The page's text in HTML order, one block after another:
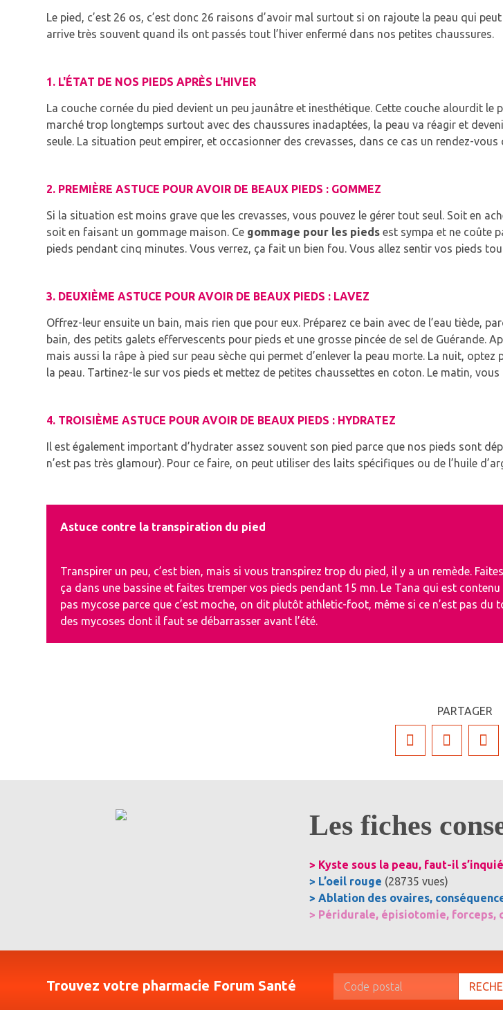
Le pied, c’est 26 os, c’est donc 26 raisons d’avoir mal surtout si on rajoute la peau qui
arrive très souvent quand ils ont passés tout l’hiver enfermé dans nos petites chaussures.
1. L'ÉTAT DE NOS PIEDS APRÈS L'HIVER
La couche cornée du pied devient un peu jaunâtre et inesthétique. Cette couche alourdit le
marché trop longtemps surtout avec des chaussures inadaptées, la peau va réagir et
seule. La situation peut empirer, et occasionner des crevasses, dans ce cas un rendez-vous
2. PREMIÈRE ASTUCE POUR AVOIR DE BEAUX PIEDS : GOMMEZ
Si la situation est moins grave que les crevasses, vous pouvez le gérer tout seul. Soit en
soit en faisant un gommage maison. Ce gommage pour les pieds est sympa et ne coûte
pieds pendant cinq minutes. Vous verrez, ça fait un bien fou. Vous allez sentir vos pieds
3. DEUXIÈME ASTUCE POUR AVOIR DE BEAUX PIEDS : LAVEZ
Offrez-leur ensuite un bain, mais rien que pour eux. Préparez ce bain avec de l’eau tiède,
bain, des petits galets effervescents pour pieds et une grosse pincée de sel de Guérande.
mais aussi la râpe à pied sur peau sèche qui permet d’enlever la peau morte. La nuit, optez
la peau. Tartinez-le sur vos pieds et mettez de petites chaussettes en coton. Le matin,
4. TROISIÈME ASTUCE POUR AVOIR DE BEAUX PIEDS : HYDRATEZ
Il est également important d’hydrater assez souvent son pied parce que nos pieds sont
n’est pas très glamour). Pour ce faire, on peut utiliser des laits spécifiques ou de l’huile
Astuce contre la transpiration du pied
Transpirer un peu, c’est bien, mais si vous transpirez trop du pied, il y a un remède.
ça dans une bassine et faites tremper vos pieds pendant 15 mn. Le Tana qui est
pas mycose parce que c’est moche, on dit plutôt athletic-foot, même si ce n’est pas
des mycoses dont il faut se débarrasser avant l’été.
PARTAGER
Les fiches
> Kyste sous la peau, faut-il
> L’oeil rouge (28735 vues)
> Ablation des ovaires,
> Péridurale, épisiotomie, forceps,
Trouvez votre pharmacie Forum Santé